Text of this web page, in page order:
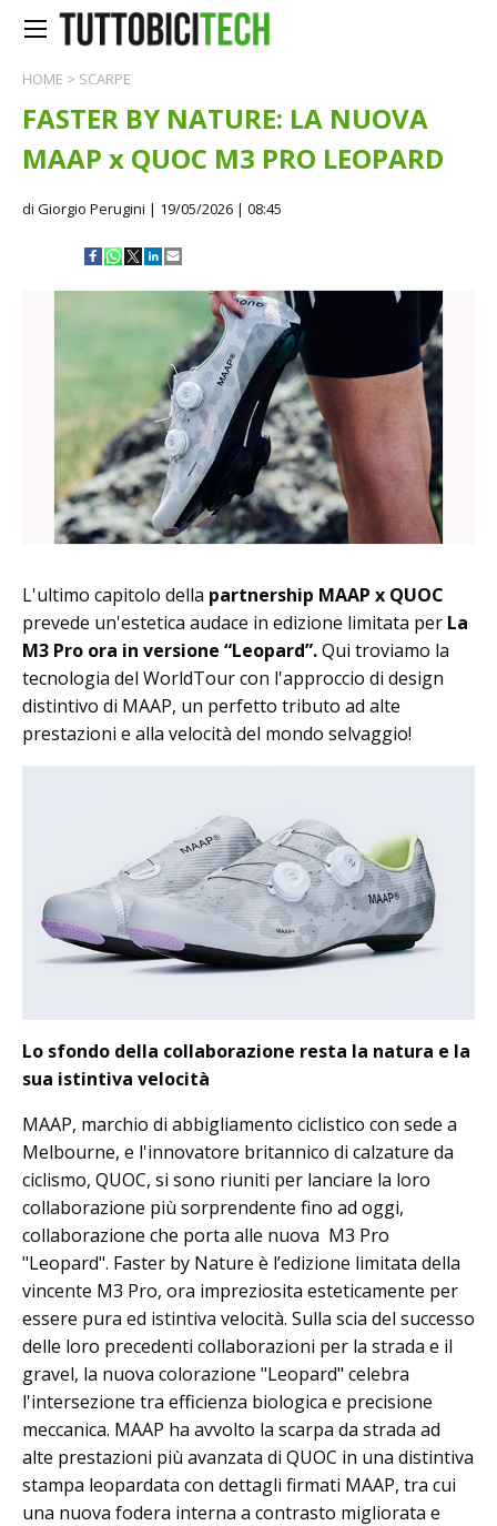
HOME > SCARPE
FASTER BY NATURE: LA NUOVA
MAAP x QUOC M3 PRO LEOPARD
di Giorgio Perugini | 19/05/2026 | 08:45
L'ultimo capitolo della partnership MAAP x QUOC
prevede un'estetica audace in edizione limitata per La
M3 Pro ora in versione “Leopard”.Qui troviamo la
tecnologia del WorldTour con l'approccio di design
distintivo di MAAP, un perfetto tributo ad alte
prestazioni e alla velocità del mondo selvaggio!
Lo sfondo della collaborazione resta la natura e la
sua istintiva velocità
MAAP, marchio di abbigliamento ciclistico con sede a
Melbourne, e l'innovatore britannico di calzature da
ciclismo, QUOC, si sono riuniti per lanciare la loro
collaborazione più sorprendente fino ad oggi,
collaborazione che porta alle nuova M3 Pro
"Leopard". Faster by Nature è l’edizione limitata della
vincente M3 Pro, ora impreziosita esteticamente per
essere pura ed istintiva velocità. Sulla scia del successo
delle loro precedenti collaborazioni per la strada e il
gravel, la nuova colorazione "Leopard" celebra
l'intersezione tra efficienza biologica e precisione
meccanica. MAAP ha avvolto la scarpa da strada ad
alte prestazioni più avanzata di QUOC in una distintiva
stampa leopardata con dettagli firmati MAAP, tra cui
una nuova fodera interna a contrasto migliorata e